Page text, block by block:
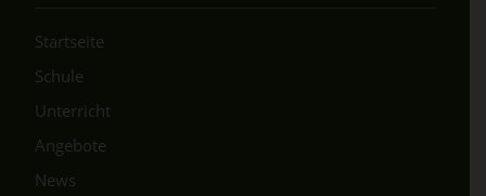
Startseite
Schule
Unterricht
Angebote
News